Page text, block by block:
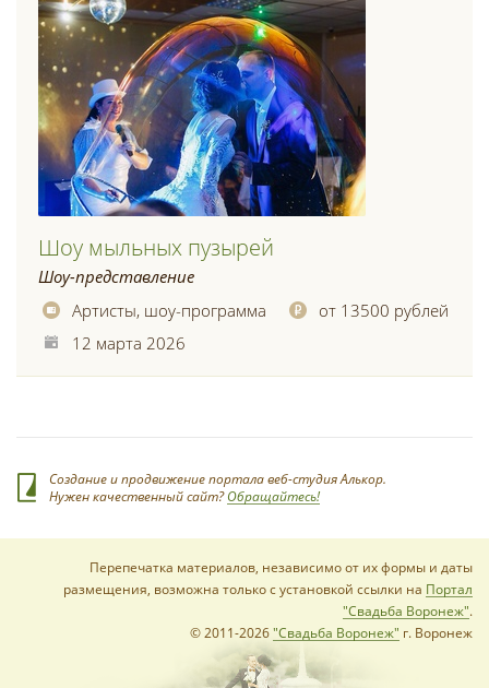
Шоу мыльных пузырей
Шоу-представление
Артисты, шоу-программа
от 13500 рублей
12 марта 2026
Создание и продвижение портала веб-студия Алькор.
Нужен качественный сайт?Обращайтесь!
Перепечатка материалов, независимо от их формы и даты
размещения, возможна только с установкой ссылки на Портал
"Свадьба Воронеж".
© 2011-2026"Свадьба Воронеж" г. Воронеж